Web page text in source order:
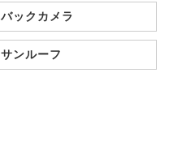
バックカメラ
サンルーフ